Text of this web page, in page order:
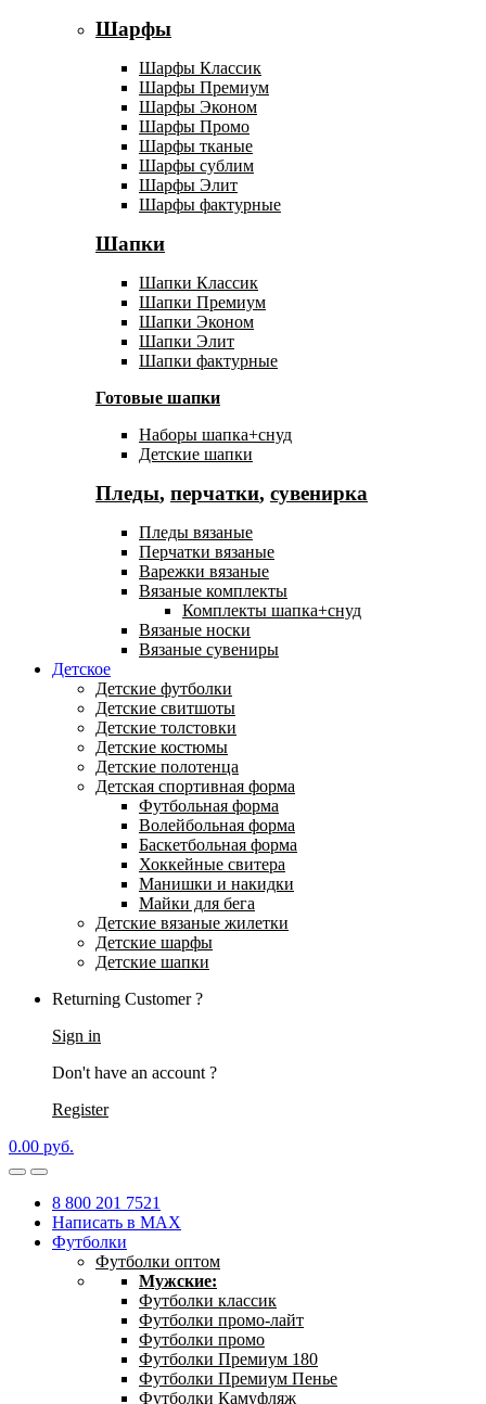
Шарфы
Шарфы Классик
Шарфы Премиум
Шарфы Эконом
Шарфы Промо
Шарфы тканые
Шарфы сублим
Шарфы Элит
Шарфы фактурные
Шапки
Шапки Классик
Шапки Премиум
Шапки Эконом
Шапки Элит
Шапки фактурные
Готовые шапки
Наборы шапка+снуд
Детские шапки
Пледы, перчатки, сувенирка
Пледы вязаные
Перчатки вязаные
Варежки вязаные
Вязаные комплекты
Комплекты шапка+снуд
Вязаные носки
Вязаные сувениры
Детское
Детские футболки
Детские свитшоты
Детские толстовки
Детские костюмы
Детские полотенца
Детская спортивная форма
Футбольная форма
Волейбольная форма
Баскетбольная форма
Хоккейные свитера
Манишки и накидки
Майки для бега
Детские вязаные жилетки
Детские шарфы
Детские шапки
Returning Customer ?
Sign in
Don't have an account ?
Register
0.00 руб.
8 800 201 7521
Написать в MAX
Футболки
Футболки оптом
Мужские:
Футболки классик
Футболки промо-лайт
Футболки промо
Футболки Премиум 180
Футболки Премиум Пенье
Футболки Камуфляж